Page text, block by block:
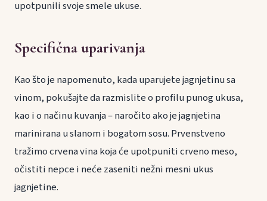
upotpunili svoje smele ukuse.
Specifična uparivanja
Kao što je napomenuto, kada uparujete jagnjetinu sa
vinom, pokušajte da razmislite o profilu punog ukusa,
kao i o načinu kuvanja – naročito ako je jagnjetina
marinirana u slanom i bogatom sosu. Prvenstveno
tražimo crvena vina koja će upotpuniti crveno meso,
očistiti nepce i neće zaseniti nežni mesni ukus
jagnjetine.